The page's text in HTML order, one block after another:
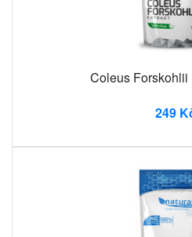
Coleus Forskohlii
249